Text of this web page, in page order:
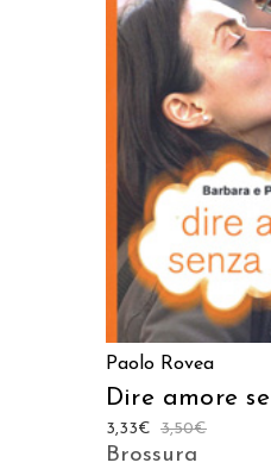
AGGIUNGI
Paolo Rovea
Dire amore
3,50€
3,33€
Brossura